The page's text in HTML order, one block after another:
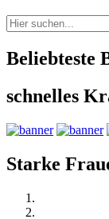
Beliebteste
schnelles
Starke